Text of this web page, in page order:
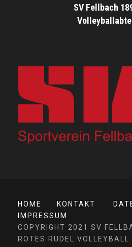
SV Fellbach
HOME KONTAKT
IMPRESSUM
COPYRIGHT 2021 SV
ROTES RUDEL VOLLEYBALL